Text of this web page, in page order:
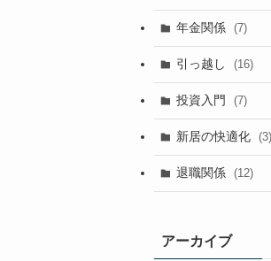
年金関係 (7)
引っ越し (16)
投資入門 (7)
新居の快適化 (3)
退職関係 (12)
アーカイブ